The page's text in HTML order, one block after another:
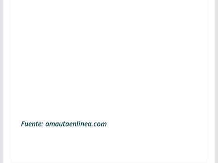
Fuente: amautaenlinea.com